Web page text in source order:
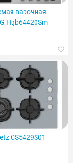
варочная
Hgb64420Sm
CS5429S01